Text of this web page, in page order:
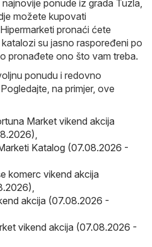
ponude iz grada Tuzla,
možete kupovati
pronaći ćete
su jasno raspoređeni po
pronađete ono što vam treba.
ponudu i redovno
na primjer, ove
Market vikend akcija
Katalog (07.08.2026 -
komerc vikend akcija
akcija (07.08.2026 -
vikend akcija (07.08.2026 -